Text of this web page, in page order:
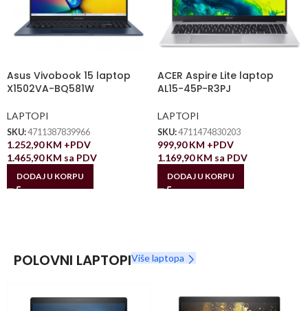
Asus Vivobook 15 laptop
X1502VA-BQ581W
LAPTOPI
SKU:4711387839966
1.252,90KM +PDV
1.465,90KM sa PDV
DODAJ U KORPU
ACER Aspire Lite laptop
AL15-45P-R3PJ
LAPTOPI
SKU:4711474830203
999,90KM +PDV
1.169,90KM sa PDV
DODAJ U KORPU
POLOVNI LAPTOPIViše laptopa